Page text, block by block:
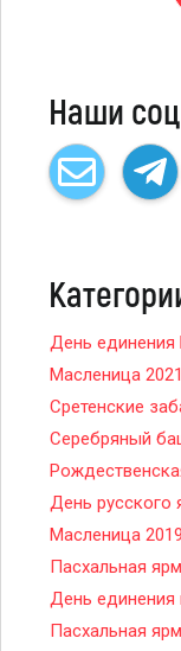
Наши
День единения
Масленица 2021
Сретенские
Серебряный
День русского
Масленица 2019
Пасхальная
День единения
Пасхальная